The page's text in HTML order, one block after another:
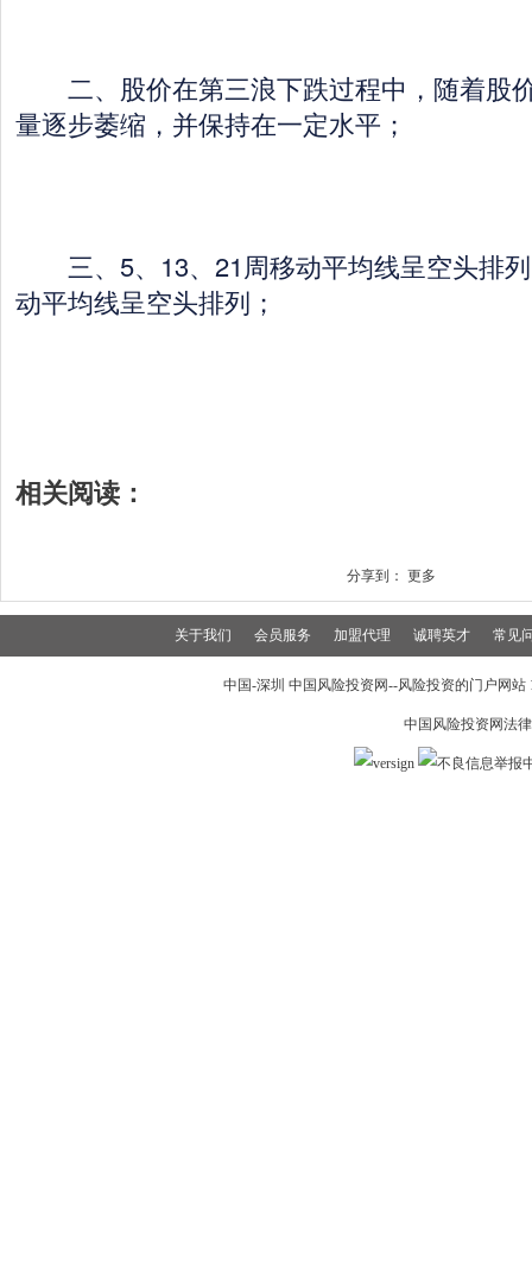
二、股价在第三浪下跌过程中，随着股
量逐步萎缩，并保持在一定水平；
三、5、13、21周移动平均线呈空头排列
动平均线呈空头排列；
相关阅读：
分享到： 更多
关于我们 会员服务 加盟代理 诚聘英才 常见
中国-深圳 中国风险投资网--风险投资的门户网
中国风险投资网法